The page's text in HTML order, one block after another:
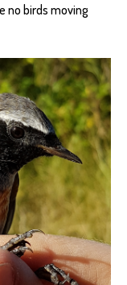
no birds moving